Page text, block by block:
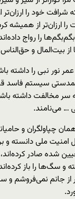
خود را
را ارزان‌تر از همیشه
را رواج
از بیت‌المال و
نور نبی را داشته
سیستم فاسد
مخالفت داشته
… می‌نامند.
چپاولگران و
تعیین شده صادر
و سگ‌ها را باز
از جانم نمی‌فروشم